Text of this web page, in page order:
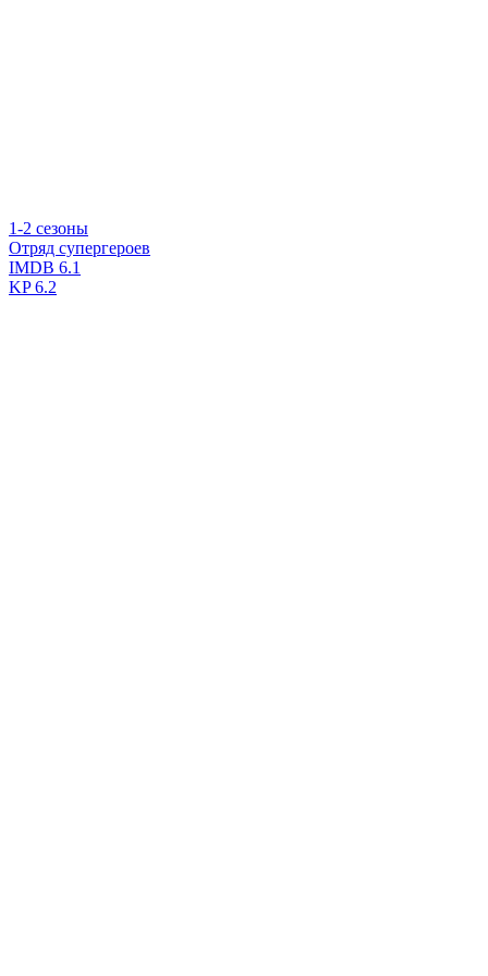
1-2 сезоны
Отряд супергероев
IMDB 6.1
KP6.2